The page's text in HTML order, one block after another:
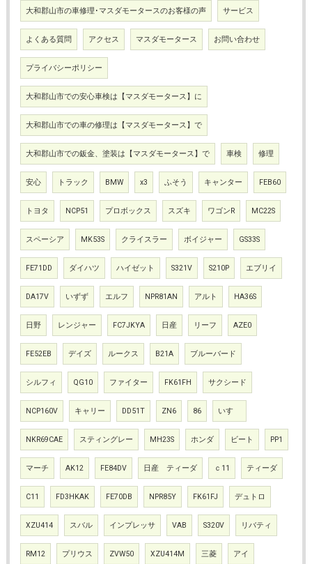
大和郡山市の車修理･マスダモータースのお客様の声 サービス
よくある質問 アクセス マスダモータース お問い合わせ
プライバシーポリシー
大和郡山市での安心車検は【マスダモータース】に
大和郡山市での車の修理は【マスダモータース】で
大和郡山市での鈑金、塗装は【マスダモータース】で 車検 修理
安心 トラック BMW x3 ふそう キャンター FEB60
トヨタ NCP51 プロボックス スズキ ワゴンR MC22S
スペーシア MK53S クライスラー ボイジャー GS33S
FE71DD ダイハツ ハイゼット S321V S210P エブリイ
DA17V いずず エルフ NPR81AN アルト HA36S
日野 レンジャー FC7JKYA 日産 リーフ AZE0
FE52EB デイズ ルークス B21A ブルーバード
シルフィ QG10 ファイター FK61FH サクシード
NCP160V キャリー DD51T ZN6 86 いすゞ
NKR69CAE スティングレー MH23S ホンダ ビート PP1
マーチ AK12 FE84DV 日産 ティーダ ｃ11 ティーダ
C11 FD3HKAK FE70DB NPR85Y FK61FJ デュトロ
XZU414 スバル インプレッサ VAB S320V リバティ
RM12 プリウス ZVW50 XZU414M 三菱 アイ